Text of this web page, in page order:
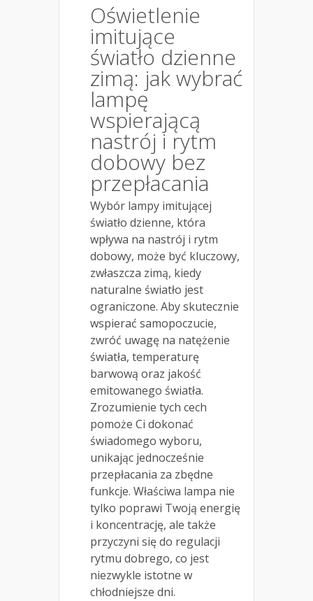
Oświetlenie
imitujące
światło dzienne
zimą: jak wybrać
lampę
wspierającą
nastrój i rytm
dobowy bez
przepłacania
Wybór lampy imitującej
światło dzienne, która
wpływa na nastrój i rytm
dobowy, może być kluczowy,
zwłaszcza zimą, kiedy
naturalne światło jest
ograniczone. Aby skutecznie
wspierać samopoczucie,
zwróć uwagę na natężenie
światła, temperaturę
barwową oraz jakość
emitowanego światła.
Zrozumienie tych cech
pomoże Ci dokonać
świadomego wyboru,
unikając jednocześnie
przepłacania za zbędne
funkcje. Właściwa lampa nie
tylko poprawi Twoją energię
i koncentrację, ale także
przyczyni się do regulacji
rytmu dobrego, co jest
niezwykle istotne w
chłodniejsze dni.